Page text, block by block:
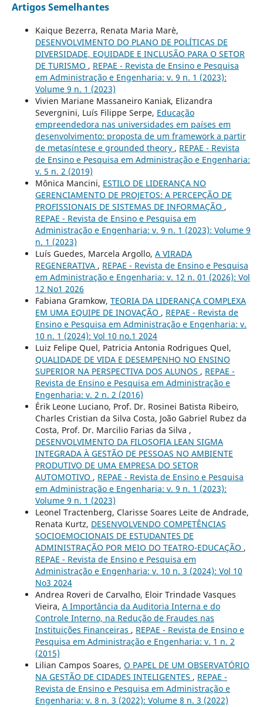
Artigos Semelhantes
Kaique Bezerra, Renata Maria Marè,
DESENVOLVIMENTO DO PLANO DE POLÍTICAS DE
DIVERSIDADE, EQUIDADE E INCLUSÃO PARA O SETOR
DE TURISMO , REPAE - Revista de Ensino e Pesquisa
em Administração e Engenharia: v. 9 n. 1 (2023):
Volume 9 n. 1 (2023)
Vivien Mariane Massaneiro Kaniak, Elizandra
Severgnini, Luís Filippe Serpe, Educação
empreendedora nas universidades em países em
desenvolvimento: proposta de um framework a partir
de metasíntese e grounded theory , REPAE - Revista
de Ensino e Pesquisa em Administração e Engenharia:
v. 5 n. 2 (2019)
Mônica Mancini, ESTILO DE LIDERANÇA NO
GERENCIAMENTO DE PROJETOS: A PERCEPÇÃO DE
PROFISSIONAIS DE SISTEMAS DE INFORMAÇÃO ,
REPAE - Revista de Ensino e Pesquisa em
Administração e Engenharia: v. 9 n. 1 (2023): Volume 9
n. 1 (2023)
Luís Guedes, Marcela Argollo, A VIRADA
REGENERATIVA , REPAE - Revista de Ensino e Pesquisa
em Administração e Engenharia: v. 12 n. 01 (2026): Vol
12 No1 2026
Fabiana Gramkow, TEORIA DA LIDERANÇA COMPLEXA
EM UMA EQUIPE DE INOVAÇÃO , REPAE - Revista de
Ensino e Pesquisa em Administração e Engenharia: v.
10 n. 1 (2024): Vol 10 no.1 2024
Luiz Felipe Quel, Patricia Antonia Rodrigues Quel,
QUALIDADE DE VIDA E DESEMPENHO NO ENSINO
SUPERIOR NA PERSPECTIVA DOS ALUNOS , REPAE -
Revista de Ensino e Pesquisa em Administração e
Engenharia: v. 2 n. 2 (2016)
Érik Leone Luciano, Prof. Dr. Rosinei Batista Ribeiro,
Charles Cristian da Silva Costa, João Gabriel Rubez da
Costa, Prof. Dr. Marcilio Farias da Silva ,
DESENVOLVIMENTO DA FILOSOFIA LEAN SIGMA
INTEGRADA À GESTÃO DE PESSOAS NO AMBIENTE
PRODUTIVO DE UMA EMPRESA DO SETOR
AUTOMOTIVO , REPAE - Revista de Ensino e Pesquisa
em Administração e Engenharia: v. 9 n. 1 (2023):
Volume 9 n. 1 (2023)
Leonel Tractenberg, Clarisse Soares Leite de Andrade,
Renata Kurtz, DESENVOLVENDO COMPETÊNCIAS
SOCIOEMOCIONAIS DE ESTUDANTES DE
ADMINISTRAÇÃO POR MEIO DO TEATRO-EDUCAÇÃO ,
REPAE - Revista de Ensino e Pesquisa em
Administração e Engenharia: v. 10 n. 3 (2024): Vol 10
No3 2024
Andrea Roveri de Carvalho, Eloir Trindade Vasques
Vieira, A Importância da Auditoria Interna e do
Controle Interno, na Redução de Fraudes nas
Instituições Financeiras , REPAE - Revista de Ensino e
Pesquisa em Administração e Engenharia: v. 1 n. 2
(2015)
Lilian Campos Soares, O PAPEL DE UM OBSERVATÓRIO
NA GESTÃO DE CIDADES INTELIGENTES , REPAE -
Revista de Ensino e Pesquisa em Administração e
Engenharia: v. 8 n. 3 (2022): Volume 8 n. 3 (2022)